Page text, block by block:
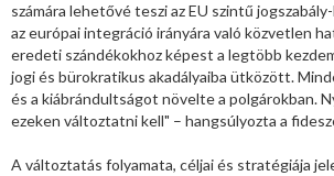
számára lehetővé teszi az EU szintű
az európai integráció irányára való közvetlen
eredeti szándékokhoz képest a legtöbb
jogi és bürokratikus akadályaiba ütközött.
és a kiábrándultságot növelte a polgárokban.
ezeken változtatni kell" – hangsúlyozta a
A változtatás folyamata, céljai és stratégiája